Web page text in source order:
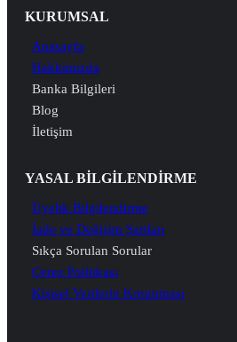
KURUMSAL
Anasayfa
Hakkımızda
Banka Bilgileri
Blog
İletişim
YASAL BİLGİLENDİRME
Üyelik Bilgilendirme
İade ve Değişim Şartları
Sıkça Sorulan Sorular
Çerez Politikası
Kişisel Verilerin Korunması